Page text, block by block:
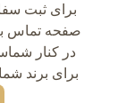
برای ثبت
صفحه تماس
در کنار
برای برند